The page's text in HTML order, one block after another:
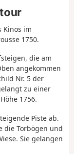
Kinos im
1750.
die am
angekommen
Nr. 5 der
zu einer
1756.
Piste ab.
die Torbögen und
Sie gelangen